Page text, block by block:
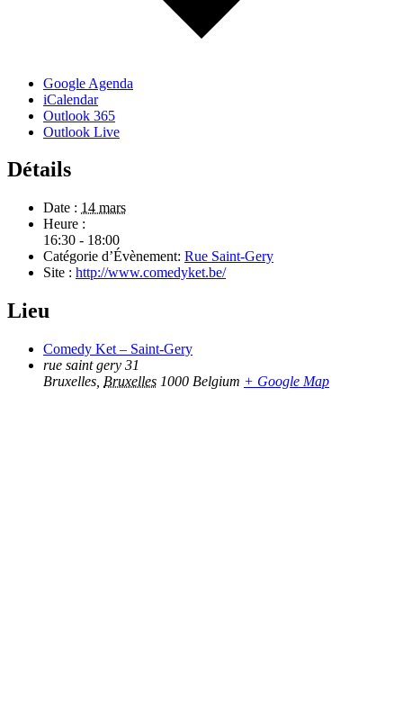
Google Agenda
iCalendar
Outlook 365
Outlook Live
Détails
Date : 14 mars
Heure :
16:30 - 18:00
Catégorie d’Évènement: Rue Saint-Gery
Site : http://www.comedyket.be/
Lieu
Comedy Ket – Saint-Gery
rue saint gery 31
Bruxelles Bruxelles 1000 Belgium + Google Map